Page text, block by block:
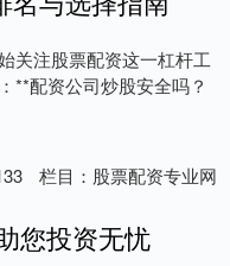
关注股票配资这一杠杆工
**配资公司炒股安全吗？
栏目： 股票配资专业网
您投资无忧